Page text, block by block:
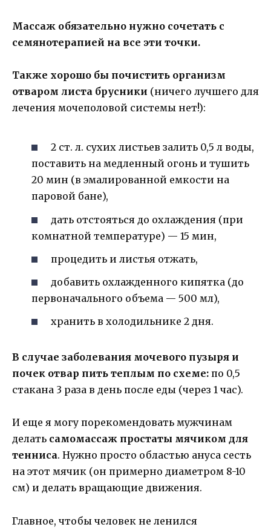
Массаж обязательно нужно сочетать с
семянотерапией на все эти точки.
Также хорошо бы почистить организм
отваром листа брусники (ничего лучшего для
лечения мочеполовой системы нет!):
2 ст. л. сухих листьев залить 0,5 л воды,
поставить на медленный огонь и тушить
20 мин (в эмалированной емкости на
паровой бане),
дать отстояться до охлаждения (при
комнатной температуре) — 15 мин,
процедить и листья отжать,
добавить охлажденного кипятка (до
первоначального объема — 500 мл),
хранить в холодильнике 2 дня.
В случае заболевания мочевого пузыря и
почек отвар пить теплым по схеме: по 0,5
стакана 3 раза в день после еды (через 1 час).
И еще я могу порекомендовать мужчинам
делать самомассаж простаты мячиком для
тенниса. Нужно просто областью ануса сесть
на этот мячик (он примерно диаметром 8-10
см) и делать вращающие движения.
Главное, чтобы человек не ленился